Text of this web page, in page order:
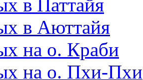
в Паттайя
в Аюттайя
на о. Краби
на о. Пхи-Пхи